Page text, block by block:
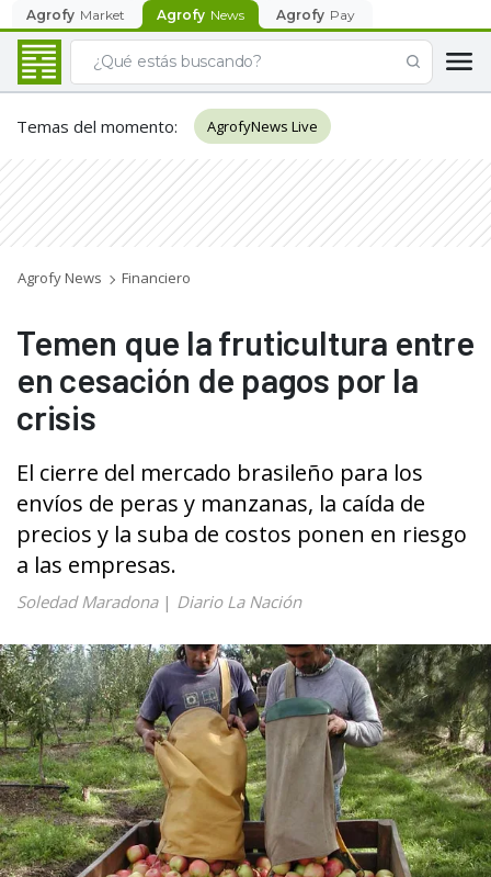
Agrofy Market Agrofy News Agrofy Pay
Temas del momento: AgrofyNews Live
Agrofy News Financiero
Temen que la fruticultura entre
en cesación de pagos por la
crisis
El cierre del mercado brasileño para los
envíos de peras y manzanas, la caída de
precios y la suba de costos ponen en riesgo
a las empresas.
Soledad Maradona| Diario La Nación